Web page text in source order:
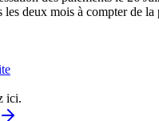
deux mois à compter de la
ici.